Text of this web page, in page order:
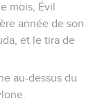
mois, Évil
année de son
et le tira de
au-dessus du